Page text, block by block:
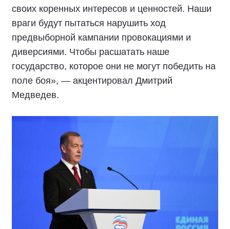
своих коренных интересов и ценностей. Наши
враги будут пытаться нарушить ход
предвыборной кампании провокациями и
диверсиями. Чтобы расшатать наше
государство, которое они не могут победить на
поле боя», — акцентировал Дмитрий
Медведев.